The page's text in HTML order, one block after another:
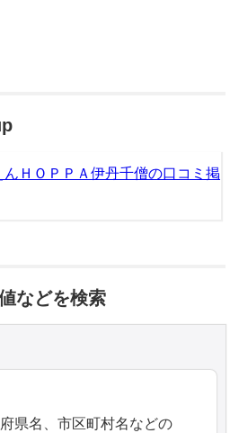
ＨＯＰＰＡ伊丹千僧の口コミ掲
などを検索
県名、市区町村名などの